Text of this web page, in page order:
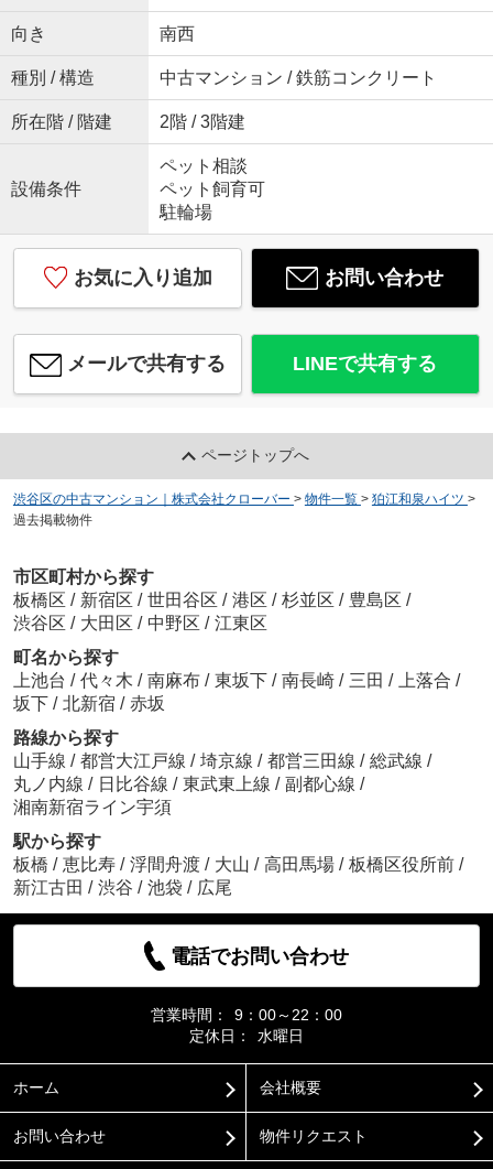
向き 南西
種別 / 構造 中古マンション / 鉄筋コンクリート
所在階 / 階建 2階 / 3階建
設備条件
ペット相談
ペット飼育可
駐輪場
お気に入り追加 お問い合わせ
メールで共有する LINEで共有する
ページトップへ
渋谷区の中古マンション｜株式会社クローバー > 物件一覧 > 狛江和泉ハイツ >
過去掲載物件
市区町村から探す
板橋区 / 新宿区 / 世田谷区 / 港区 / 杉並区 / 豊島区 /
渋谷区 / 大田区 / 中野区 / 江東区
町名から探す
上池台 / 代々木 / 南麻布 / 東坂下 / 南長崎 / 三田 / 上落合 /
坂下 / 北新宿 / 赤坂
路線から探す
山手線 / 都営大江戸線 / 埼京線 / 都営三田線 / 総武線 /
丸ノ内線 / 日比谷線 / 東武東上線 / 副都心線 /
湘南新宿ライン宇須
駅から探す
板橋 / 恵比寿 / 浮間舟渡 / 大山 / 高田馬場 / 板橋区役所前 /
新江古田 / 渋谷 / 池袋 / 広尾
電話でお問い合わせ
営業時間：
9：00～22：00
定休日：
水曜日
ホーム 会社概要
お問い合わせ 物件リクエスト